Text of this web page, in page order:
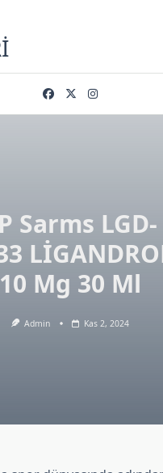
Sarms LGD-
10 Mg 30 Ml
Admin Kas 2, 2024